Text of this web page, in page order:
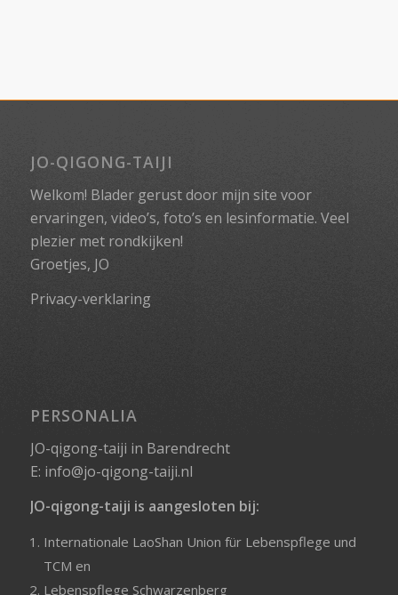
JO-QIGONG-TAIJI
Welkom! Blader gerust door mijn site voor
ervaringen, video’s, foto’s en lesinformatie. Veel
plezier met rondkijken!
Groetjes, JO
Privacy-verklaring
PERSONALIA
JO-qigong-taiji in Barendrecht
E: info@jo-qigong-taiji.nl
JO-qigong-taiji is aangesloten bij:
Internationale LaoShan Union für Lebenspflege und
TCM en
Lebenspflege Schwarzenberg